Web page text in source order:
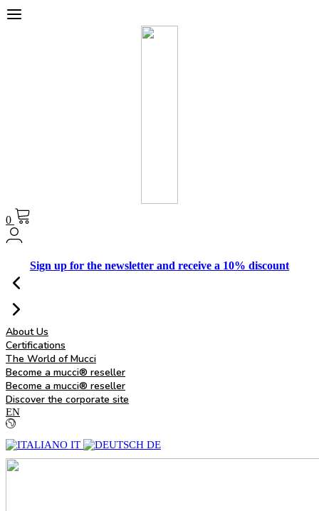
0
Sign up for the newsletter and receive a 10% discount
About Us
Certifications
The World of Mucci
Become a mucci® reseller
Become a mucci® reseller
Discover the corporate site
EN
IT DE